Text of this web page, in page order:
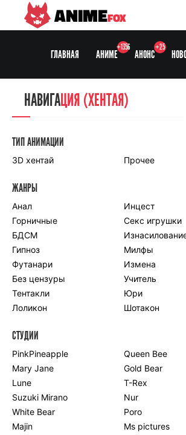
ANIMEFOX
ГЛАВНАЯ АНИМЕ
+1356
АНОНС
+25
НАВИГАЦИЯ
СЕЗОНЫ
Anidub
Animedia
Kansai studio
Onibaku
Shiza project
ПО ЖАНРАМ
Комедия
Приключения
Романтика
Школа
Этти
Боевые
искусства
Гарем
Драма
Игры
Исторический
Магия
Фантастика
Фэнтези
Мистика
Попаданцы в
другой мир
Хентай
НАВИГАЦИЯ (ХЕНТАЯ)
ТИП АНИМАЦИИ
3D хентай Прочее
ЖАНРЫ
Анал
Инцест
Горничные
Секс игрушки
БДСМ
Гипноз
Милфы
Футанари
Измена
Без цензуры
Учитель
Тентакли
Юри
Лоликон
Шотакон
СТУДИИ
PinkPineapple
Queen Bee
Mary Jane
Gold Bear
Lune
T-Rex
Suzuki Mirano
Nur
White Bear
Poro
Majin
Ms pictures